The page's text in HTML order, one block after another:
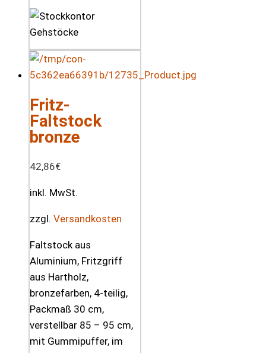
Fritz-
Faltstock
bronze
42,86€
inkl. MwSt.
zzgl. Versandkosten
Faltstock aus
Aluminium, Fritzgriff
aus Hartholz,
bronzefarben, 4-teilig,
Packmaß 30 cm,
verstellbar 85 – 95 cm,
mit Gummipuffer, im